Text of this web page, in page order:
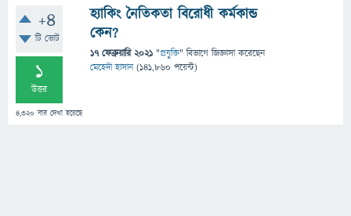
+4
টি ভোট
1
উত্তর
4,320 বার দেখা হয়েছে
হ্যাকিং নৈতিকতা বিরোধী কর্মকান্ড
কেন?
17 ফেব্রুয়ারি 2021 "প্রযুক্তি" বিভাগে জিজ্ঞাসাকরেছেন
মেহেদী হাসান (141,860 পয়েন্ট)